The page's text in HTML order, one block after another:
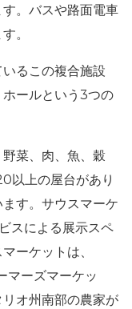
。バスや路面電車
。
るこの複合施設
ールという3つの
菜、肉、魚、穀
以上の屋台があり
す。サウスマーケ
スによる展示スペ
ーケットは、
マーズマーケッ
オ州南部の農家が